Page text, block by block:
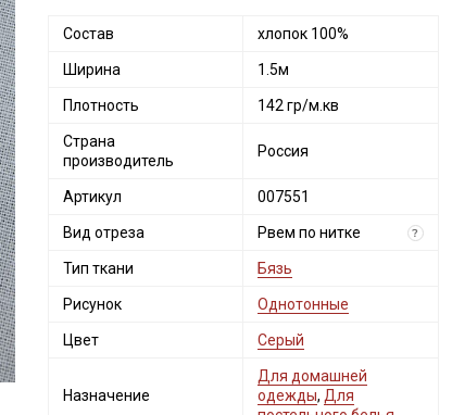
Состав хлопок 100%
Ширина 1.5м
Плотность 142 гр/м.кв
Страна
производитель
Россия
Артикул 007551
Вид отреза Рвем по нитке ?
Тип ткани Бязь
Рисунок Однотонные
Цвет Серый
Назначение
Для домашней
одежды, Для